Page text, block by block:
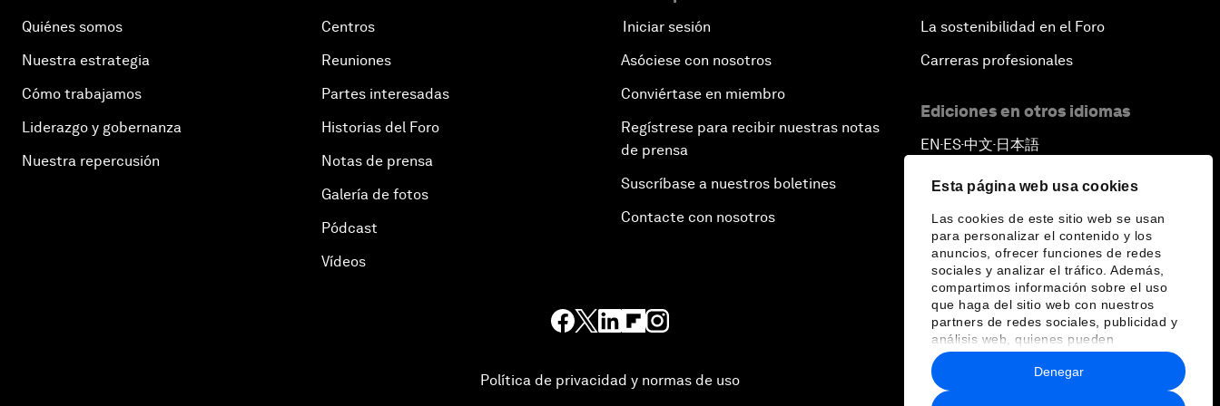
Esta página web usa cookies
Las cookies de este sitio web se usan
para personalizar el contenido y los
anuncios, ofrecer funciones de redes
sociales y analizar el tráfico. Además,
compartimos información sobre el uso
que haga del sitio web con nuestros
partners de redes sociales, publicidad y
análisis web, quienes pueden
combinarla con otra información que les
haya proporcionado o que hayan
recopilado a partir del uso que haya
Denegar
Quiénes somos
Nuestra estrategia
Cómo trabajamos
Liderazgo y gobernanza
Nuestra repercusión
Centros
Reuniones
Partes interesadas
Historias del Foro
Notas de prensa
Galería de fotos
Pódcast
Vídeos
Iniciar sesión
Asóciese con nosotros
Conviértase en miembro
Regístrese para recibir nuestras notas
de prensa
Suscríbase a nuestros boletines
Contacte con nosotros
La sostenibilidad en el Foro
Carreras profesionales
Ediciones en otros idiomas
EN ▪ ES▪中文▪ 日本語
Política de privacidad y normas de uso